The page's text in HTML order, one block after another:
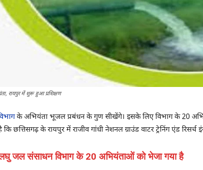
रायपुर में शुरू हुआ प्रशिक्षण
के अभियंता भूजल प्रबंधन के गुण सीखेंगे। इसके लिए विभाग के 20
छत्तिसगढ़ के रायपुर में राजीव गांधी नेशनल ग्राउंड वाटर ट्रेनिंग एंड
जल संसाधन विभाग के 20 अभियंताओं को भेजा गया है